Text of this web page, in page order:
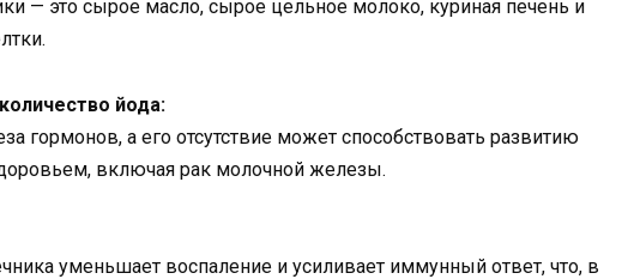
— это сырое масло, сырое цельное молоко, куриная печень и
йода:
гормонов, а его отсутствие может способствовать развитию
включая рак молочной железы.
уменьшает воспаление и усиливает иммунный ответ, что, в